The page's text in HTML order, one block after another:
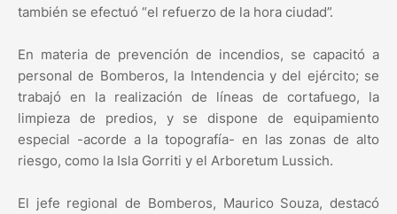
también se efectuó “el refuerzo de la hora ciudad”.
En materia de prevención de incendios, se capacitó a
personal de Bomberos, la Intendencia y del ejército; se
trabajó en la realización de líneas de cortafuego, la
limpieza de predios, y se dispone de equipamiento
especial -acorde a la topografía- en las zonas de alto
riesgo, como la Isla Gorriti y el Arboretum Lussich.
El jefe regional de Bomberos, Maurico Souza, destacó